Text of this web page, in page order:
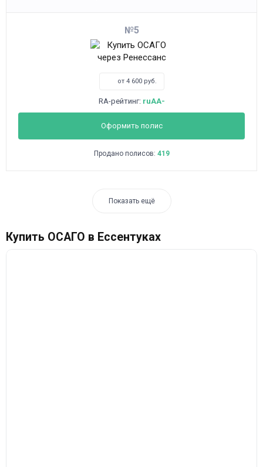
5
от 4 600 руб.
RA-рейтинг: ruAA-
Оформить полис
Продано полисов: 419
Показать ещё
Купить ОСАГО в Ессентуках